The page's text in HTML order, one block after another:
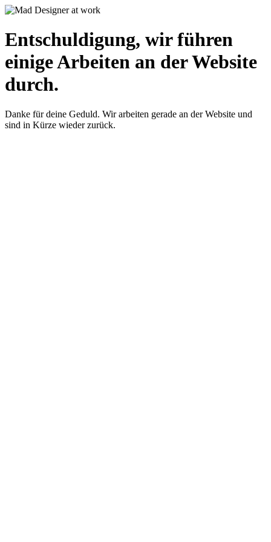
Entschuldigung, wir führen
einige Arbeiten an der Website
durch.
Danke für deine Geduld. Wir arbeiten gerade an der Website und
sind in Kürze wieder zurück.